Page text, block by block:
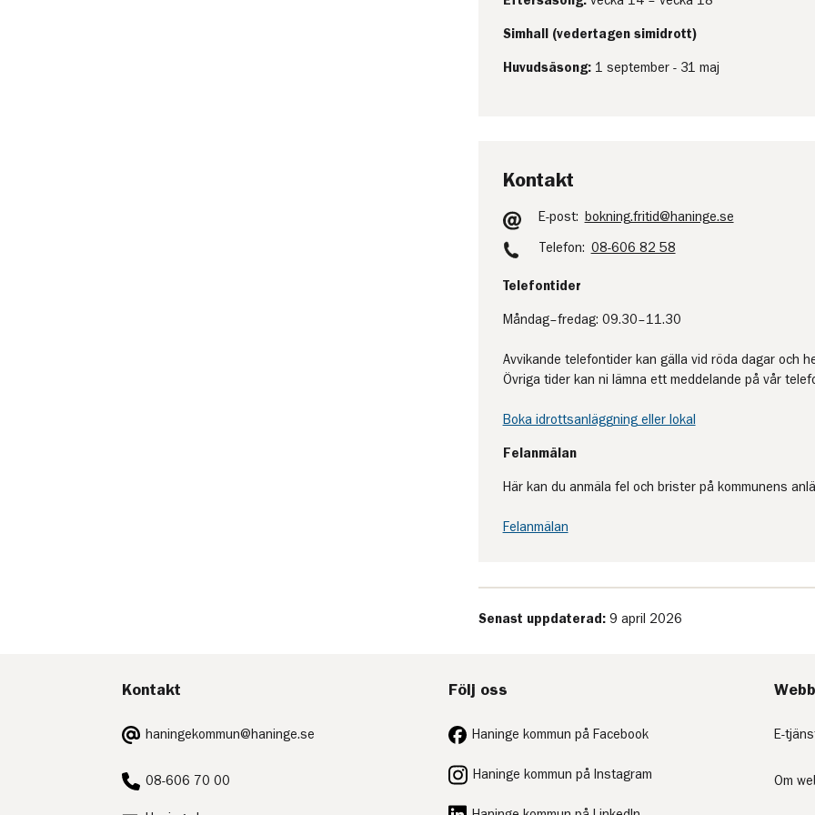
Simhall (vedertagen simidrott)
Huvudsäsong:1 september - 31 maj
Kontakt
E-post: bokning.fritid@haninge.se
Telefon: 08-606 82 58
Telefontider
Måndag–fredag: 09.30–11.30
Avvikande telefontider kan gälla vid röda dagar och
Övriga tider kan ni lämna ett meddelande på vår
Boka idrottsanläggning eller lokal
Felanmälan
Här kan du anmäla fel och brister på kommunens
Felanmälan
Senast uppdaterad: 9 april 2026
Kontakt
E-
post:
haningekommun@haninge.se
Telefon:
08-606 70 00
Följ oss
Haninge kommun på Facebook
Haninge kommun på Instagram
E-
Om